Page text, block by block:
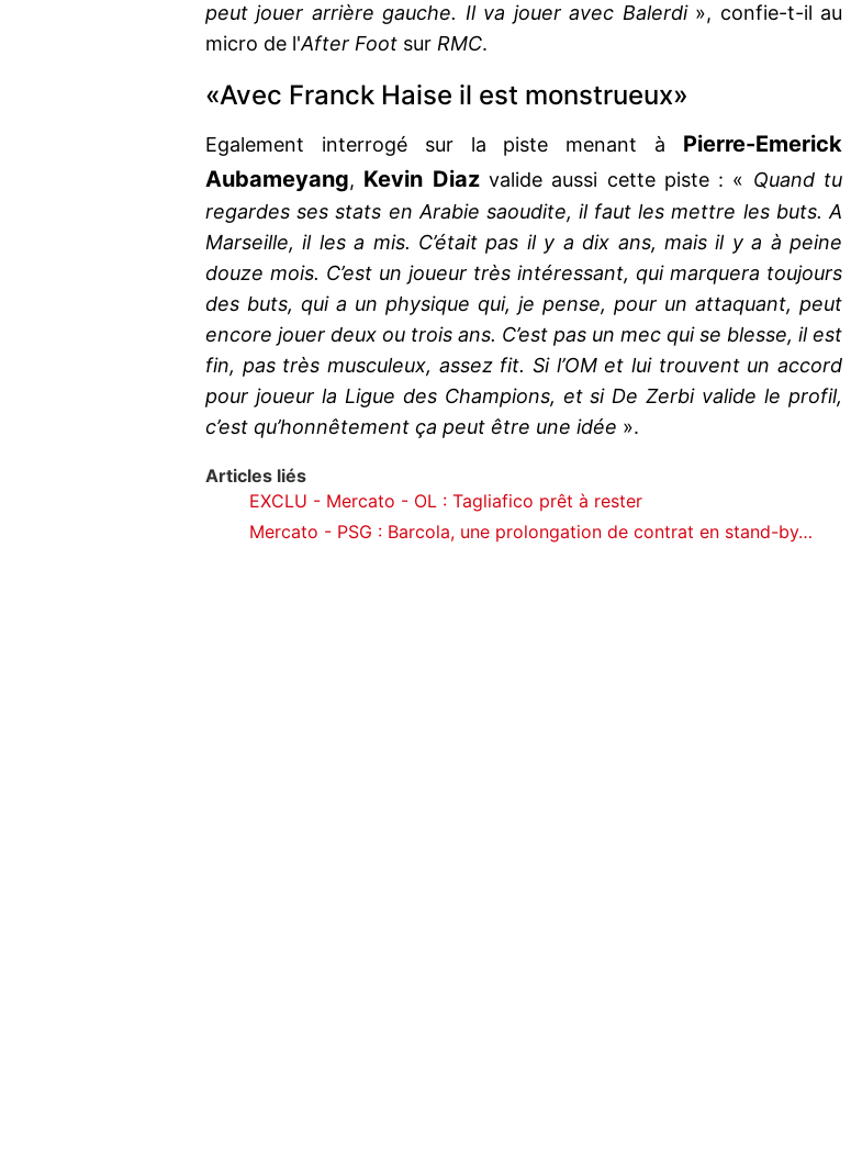
peut jouer arrière gauche. Il va jouer avec Balerdi», confie-t-il au
micro de l'After Foot sur RMC.
«Avec Franck Haise il est monstrueux»
Egalement interrogé sur la piste menant à Pierre-Emerick
Aubameyang, Kevin Diazvalide aussi cette piste : « Quand tu
regardes ses stats en Arabie saoudite, il faut les mettre les buts. A
Marseille, il les a mis. C’était pas il y a dix ans, mais il y a à peine
douze mois. C’est un joueur très intéressant, qui marquera toujours
des buts, qui a un physique qui, je pense, pour un attaquant, peut
encore jouer deux ou trois ans. C’est pas un mec qui se blesse, il est
fin, pas très musculeux, assez fit. Si l’OM et lui trouvent un accord
pour joueur la Ligue des Champions, et si De Zerbi valide le profil,
c’est qu’honnêtement ça peut être une idée ».
Articles liés
EXCLU - Mercato - OL : Tagliafico prêt à rester
Mercato - PSG : Barcola, une prolongation de contrat en stand-by…